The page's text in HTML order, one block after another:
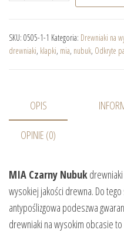
SKU: 0505-1-1 Kategoria: Drewniaki na
drewniaki, klapki, mia, nubuk, Odkryte
OPIS
OPINIE (0)
MIA Czarny Nubuk
wysokiej jakości drewna. Do
antypoślizgowa podeszwa
drewniaki na wysokim obcasie